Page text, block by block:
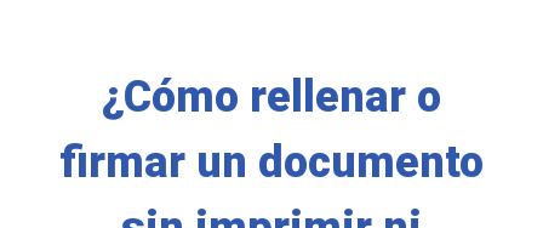
¿Cómo rellenar o
firmar un documento